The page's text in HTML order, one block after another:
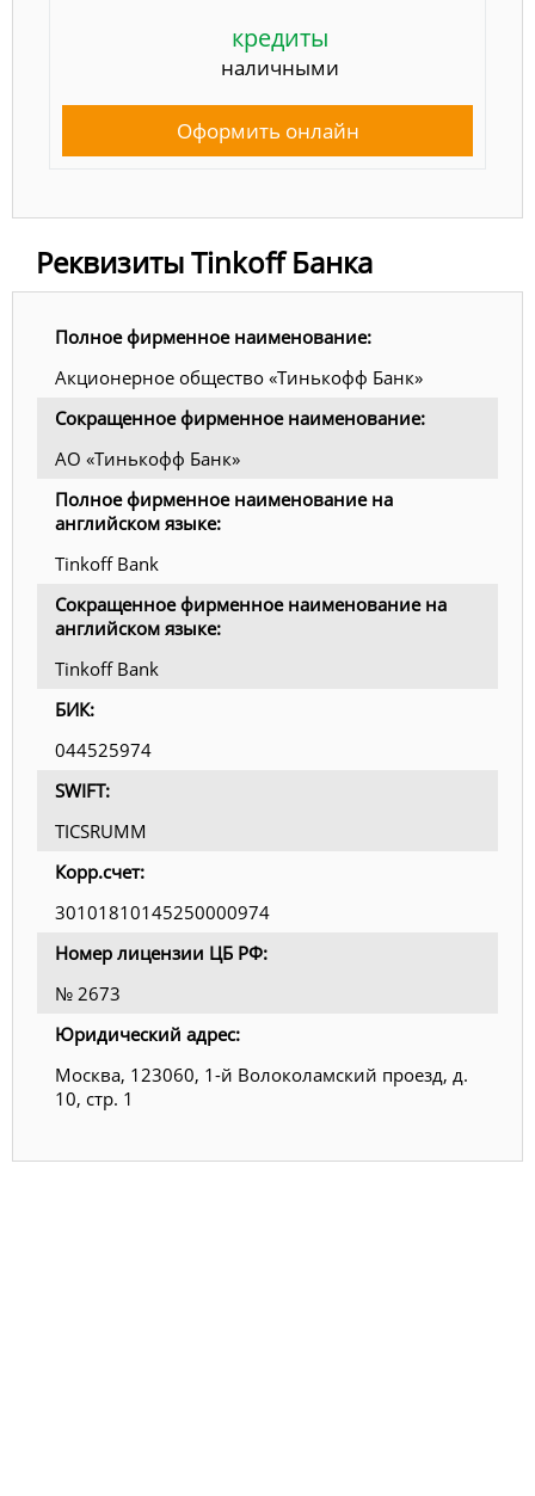
кредиты
наличными
Оформить онлайн
Реквизиты Tinkoff Банка
Полное фирменное наименование:
Акционерное общество «Тинькофф Банк»
Сокращенное фирменное наименование:
АО «Тинькофф Банк»
Полное фирменное наименование на
английском языке:
Tinkoff Bank
Сокращенное фирменное наименование на
английском языке:
Tinkoff Bank
БИК:
044525974
SWIFT:
TICSRUMM
Корр.счет:
30101810145250000974
Номер лицензии ЦБ РФ:
№ 2673
Юридический адрес:
Москва, 123060, 1-й Волоколамский проезд, д.
10, стр. 1